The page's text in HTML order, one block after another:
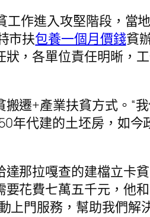
作進入攻堅階段，當
市扶包養一個月價錢貧
，各單位責任明晰，
遷+產業扶貧方式。“
年代建的土坯房，如今
那拉嘎查的建檔立卡
花費七萬五千元，他
門服務，幫助我們解